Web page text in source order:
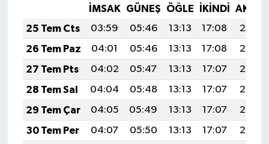
İMSAK GÜNEŞ ÖĞLE İKINDI
25 Tem Cts
03:59 05:46 13:13 17:08
20:30
26 Tem Paz
04:01 05:46 13:13 17:08
20:30
27 Tem Pts
04:02 05:47 13:13 17:07
20:29
28 Tem Sal
04:04 05:48 13:13 17:07
20:28
29 Tem Çar
04:05 05:49 13:13 17:07
20:27
30 Tem Per
04:07 05:50 13:13 17:07
20:26